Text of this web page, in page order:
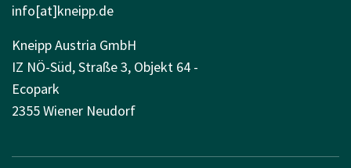
info[at]kneipp.de
Kneipp Austria GmbH
IZ NÖ-Süd, Straße 3, Objekt 64 -
Ecopark
2355 Wiener Neudorf